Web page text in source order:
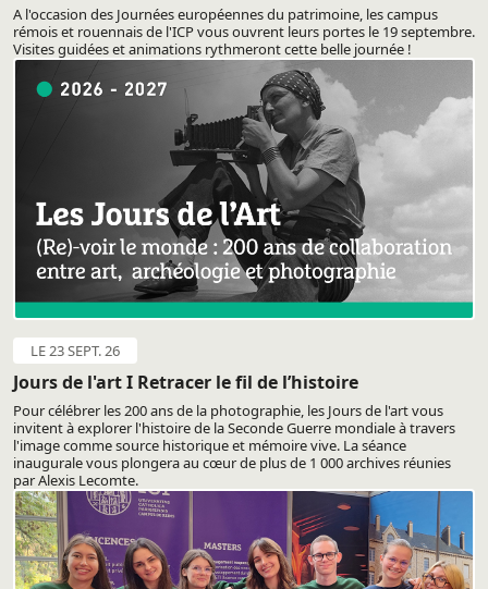
A l'occasion des Journées européennes du patrimoine, les campus
rémois et rouennais de l'ICP vous ouvrent leurs portes le 19 septembre.
Visites guidées et animations rythmeront cette belle journée !
LE 23 SEPT. 26
Jours de l'art I Retracer le fil de l’histoire
Pour célébrer les 200 ans de la photographie, les Jours de l'art vous
invitent à explorer l'histoire de la Seconde Guerre mondiale à travers
l'image comme source historique et mémoire vive. La séance
inaugurale vous plongera au cœur de plus de 1 000 archives réunies
par Alexis Lecomte.